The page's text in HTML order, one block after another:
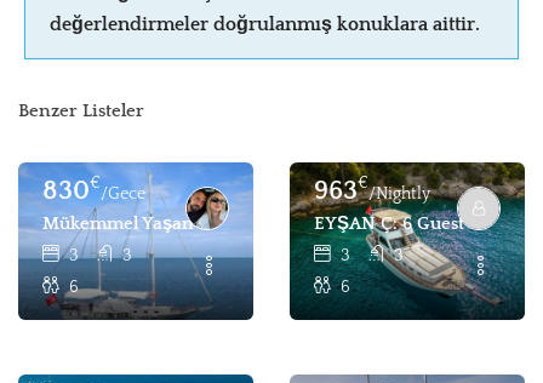
değerlendirmeler doğrulanmış konuklara aittir.
Benzer Listeler
830€
/Gece
Mükemmel Yaşam: 6 Konuklu Klasik Gulet Kiralama Göcek
3
3
6
963€
/Nightly
EYŞAN Ç: 6 Guest Motor
3
3
6